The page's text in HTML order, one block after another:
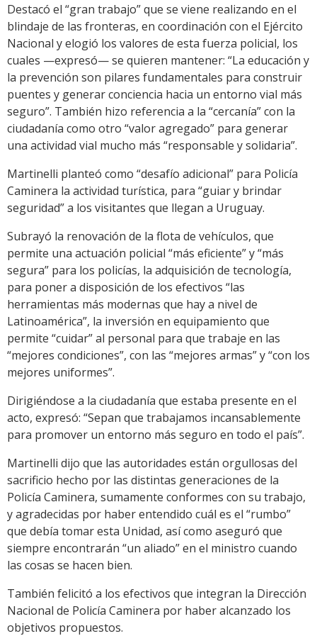
Destacó el “gran trabajo” que se viene realizando en el
blindaje de las fronteras, en coordinación con el Ejército
Nacional y elogió los valores de esta fuerza policial, los
cuales —expresó— se quieren mantener: “La educación y
la prevención son pilares fundamentales para construir
puentes y generar conciencia hacia un entorno vial más
seguro”. También hizo referencia a la “cercanía” con la
ciudadanía como otro “valor agregado” para generar
una actividad vial mucho más “responsable y solidaria”.
Martinelli planteó como “desafío adicional” para Policía
Caminera la actividad turística, para “guiar y brindar
seguridad” a los visitantes que llegan a Uruguay.
Subrayó la renovación de la flota de vehículos, que
permite una actuación policial “más eficiente” y “más
segura” para los policías, la adquisición de tecnología,
para poner a disposición de los efectivos “las
herramientas más modernas que hay a nivel de
Latinoamérica”, la inversión en equipamiento que
permite “cuidar” al personal para que trabaje en las
“mejores condiciones”, con las “mejores armas” y “con los
mejores uniformes”.
Dirigiéndose a la ciudadanía que estaba presente en el
acto, expresó: “Sepan que trabajamos incansablemente
para promover un entorno más seguro en todo el país”.
Martinelli dijo que las autoridades están orgullosas del
sacrificio hecho por las distintas generaciones de la
Policía Caminera, sumamente conformes con su trabajo,
y agradecidas por haber entendido cuál es el “rumbo”
que debía tomar esta Unidad, así como aseguró que
siempre encontrarán “un aliado” en el ministro cuando
las cosas se hacen bien.
También felicitó a los efectivos que integran la Dirección
Nacional de Policía Caminera por haber alcanzado los
objetivos propuestos.